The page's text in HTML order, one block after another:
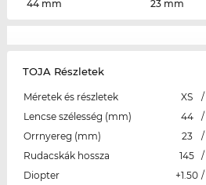
44 mm
23 mm
TOJA Részletek
Méretek és részletek XS /
Lencse szélesség (mm)
44 /
Orrnyereg (mm)
23 /
Rudacskák hossza
145 /
Diopter
+1.50 /